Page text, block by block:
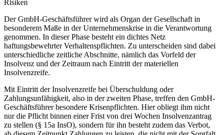
Risiken
Der GmbH-Geschäftsführer wird als Organ der Gesellschaft in
besonderem Maße in der Unternehmenskrise in die Verantwortung
genommen. In dieser Phase besteht ein dichtes Netz
haftungsbewehrter Verhaltenspflichten. Zu unterscheiden sind dabei
unterschiedliche zeitliche Abschnitte, nämlich das Vorfeld der
Insolvenz und der Zeitraum nach Eintritt der materiellen
Insolvenzreife.
Mit Eintritt der Insolvenzreife bei Überschuldung oder
Zahlungsunfähigkeit, also in der zweiten Phase, treffen den GmbH-
Geschäftsführer besondere Krisenpflichten. Hier obliegt ihm nicht
nur die Pflicht binnen einer Frist von drei Wochen Insolvenzantrag
zu stellen (§ 15a InsO), sondern für ihn besteht zudem das Verbot,